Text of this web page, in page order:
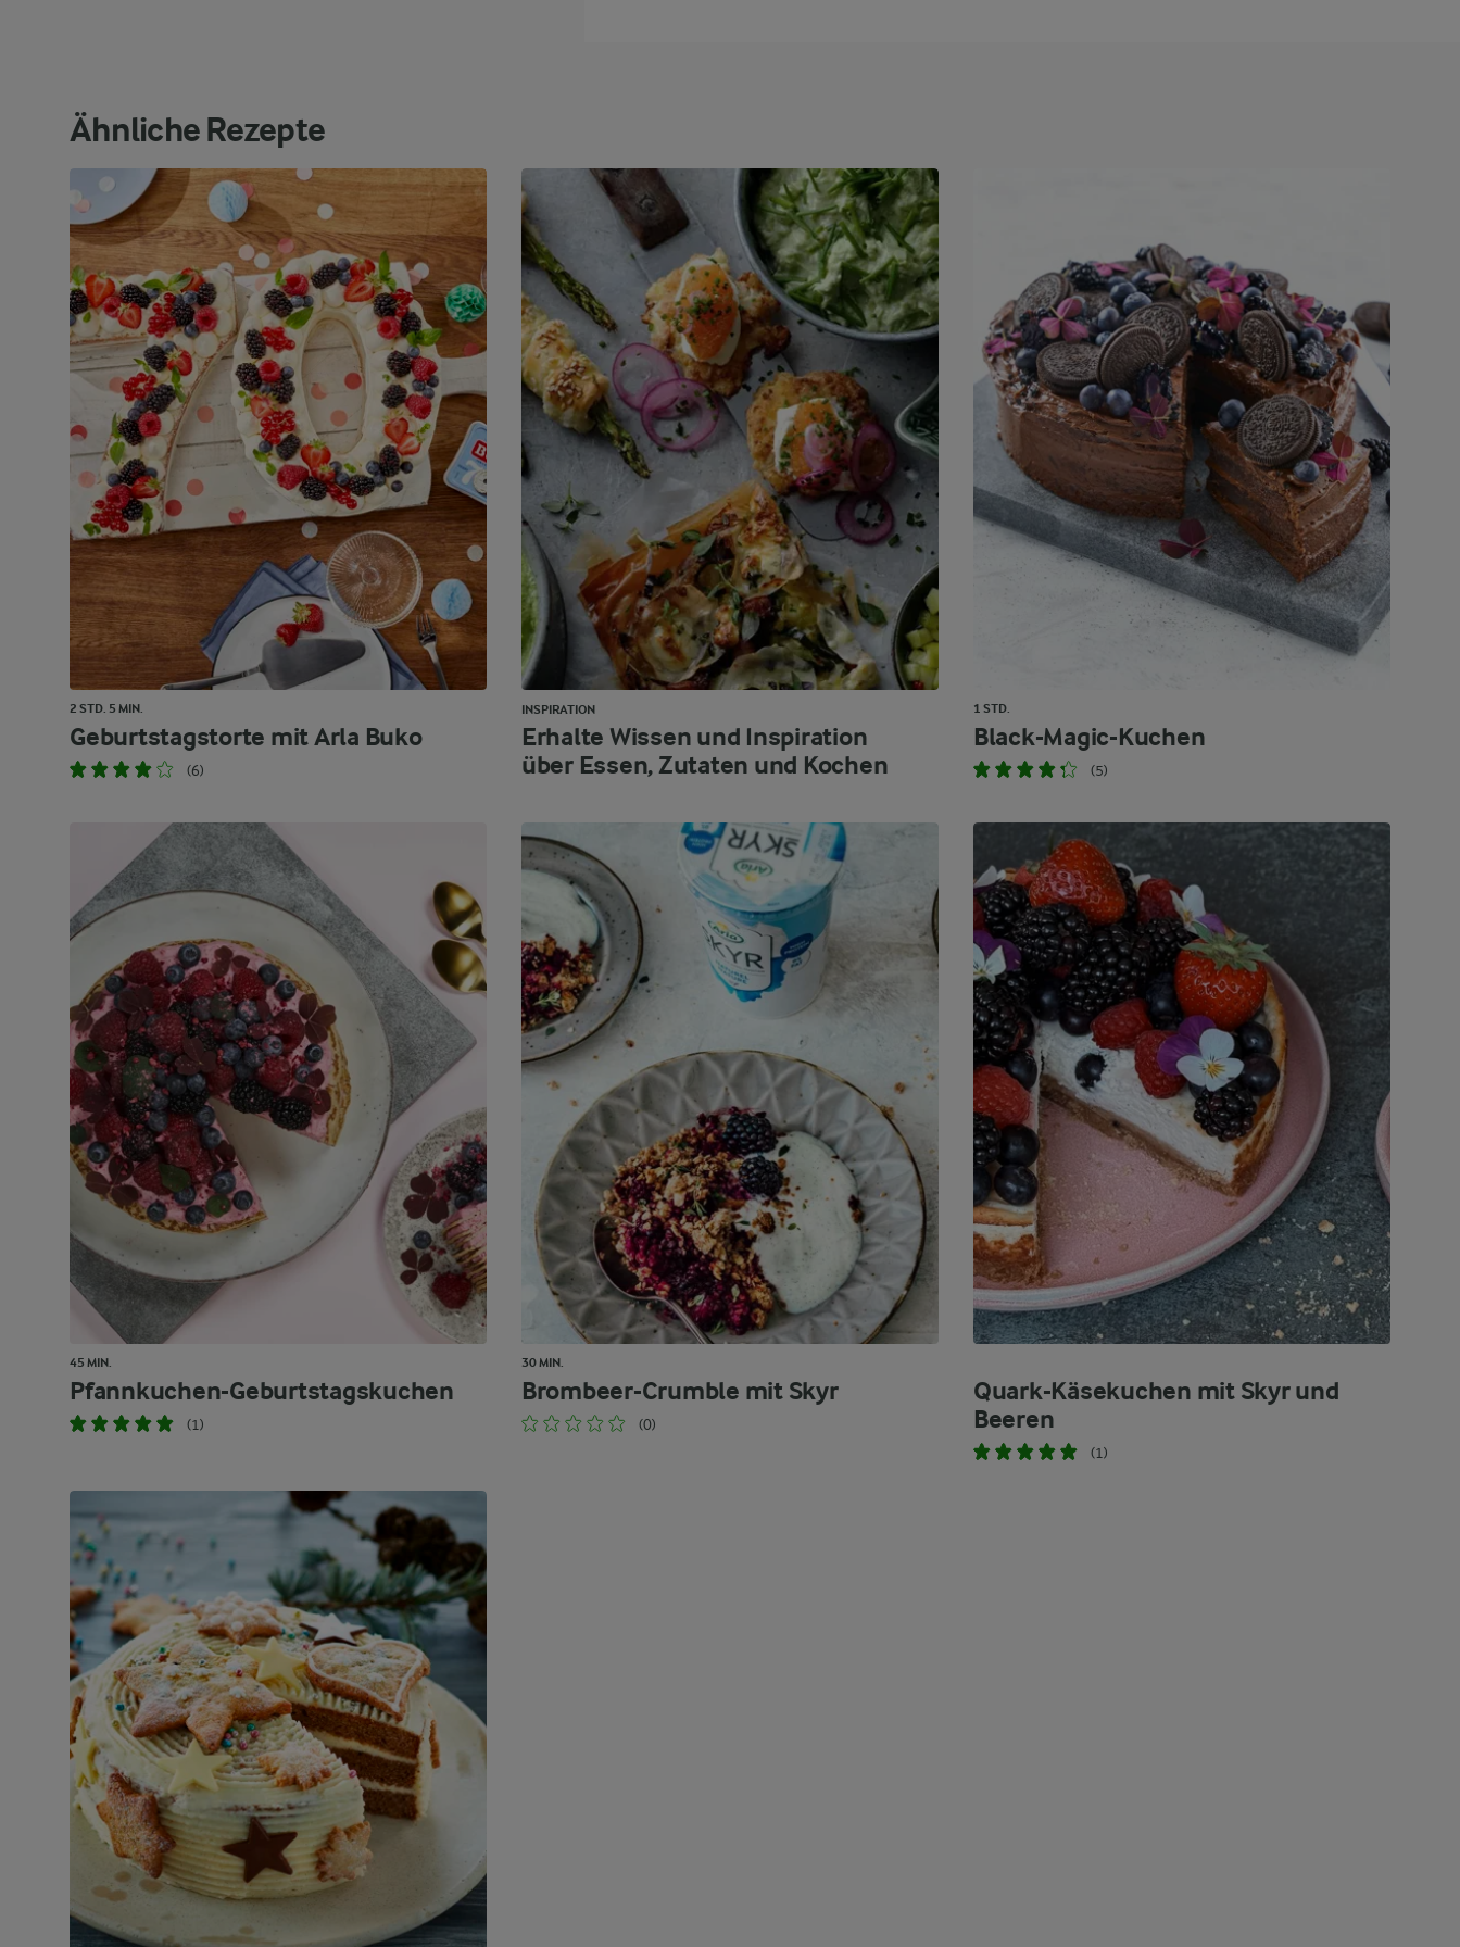
Ähnliche Rezepte
2 STD. 5 MIN.
Geburtstagstorte mit Arla Buko
(6)
INSPIRATION
Erhalte Wissen und Inspiration
über Essen, Zutaten und Kochen
1 STD.
Black-Magic-Kuchen
(5)
45 MIN.
Pfannkuchen-Geburtstagskuchen
(1)
30 MIN.
Brombeer-Crumble mit Skyr
(0)
Quark-Käsekuchen mit Skyr und
Beeren
(1)